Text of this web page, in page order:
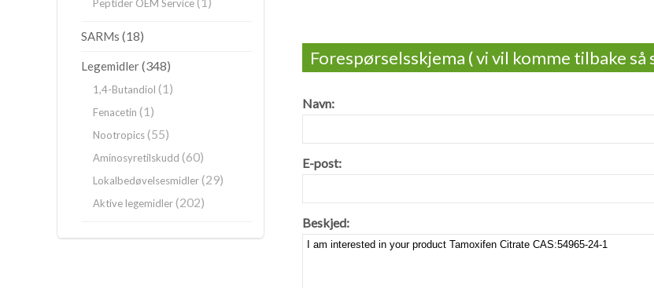
Forespørselsskjema ( vi vil komme tilbake så
Navn:
E-post:
Beskjed:
Peptider OEM Service
SARMs (18)
Legemidler(348)
1,4-Butandiol (1)
Fenacetin (1)
Nootropics(55)
Aminosyretilskudd (60)
Lokalbedøvelsesmidler(29)
Aktive legemidler(202)